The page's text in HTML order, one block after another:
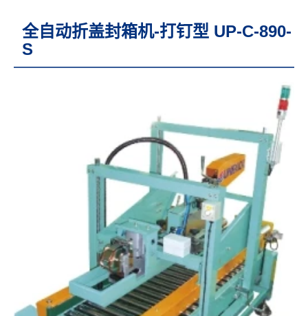
全自动折盖封箱机-打钉型 UP-C-890-
S